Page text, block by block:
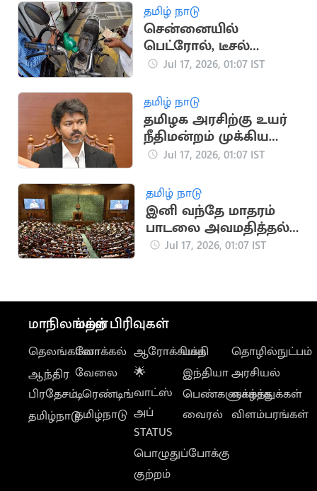
தமிழ் நாடு
சென்னையில்
பெட்ரோல், டீசல்
விலையில் மாற்றம்
Jul 17, 2026, 01:07 IST
தமிழ் நாடு
தமிழக அரசிற்கு உயர்
நீதிமன்றம் முக்கிய
அறிவுறுத்தல்
Jul 17, 2026, 01:07 IST
தமிழ் நாடு
இனி வந்தே மாதரம்
பாடலை அவமதித்தல்
தண்டனை நிச்சயம்
Jul 17, 2026, 01:07 IST
மாநிலங்கள்
தெலங்கானா
ஆந்திர
பிரதேசம்
தமிழ்நாடு
மற்ற பிரிவுகள்
லோக்கல்
வேலை
டிரெண்டிங்
தமிழ்நாடு
ஆரோக்கியம்
🌟
வாட்ஸ்
அப்
STATUS
பொழுதுப்போக்கு
குற்றம்
பக்தி
இந்தியா
பெண்களுக்காக
வைரல்
தொழில்நுட்பம்
அரசியல்
வாழ்த்துக்கள்
விளம்பரங்கள்